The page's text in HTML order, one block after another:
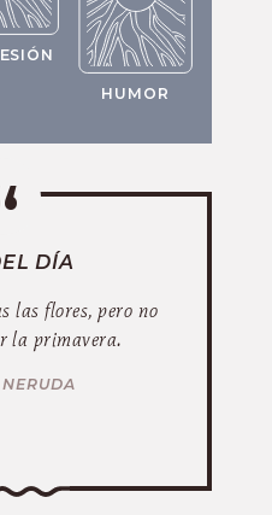
HUMOR
DÍA
las flores, pero no
la primavera.